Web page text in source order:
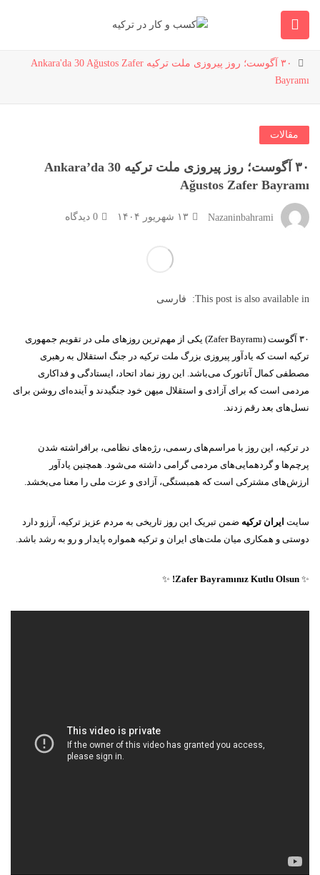
وبلاگ
۳۰ آگوست؛ روز پیروزی ملت ترکیه Ankara'da 30 Ağustos Zafer
Bayramı
مقالات
۳۰ آگوست؛ روز پیروزی ملت ترکیه Ankara’da 30
Ağustos Zafer Bayramı
Nazaninbahrami ۱۳ شهریور ۱۴۰۴ 0 دیدگاه
This post is also available in: فارسی
۳۰ آگوست (Zafer Bayramı) یکی از مهم‌ترین روزهای ملی در تقویم جمهوری
ترکیه است که یادآور پیروزی بزرگ ملت ترکیه در جنگ استقلال به رهبری
مصطفی کمال آتاتورک می‌باشد. این روز نماد اتحاد، ایستادگی و فداکاری
مردمی است که برای آزادی و استقلال میهن خود جنگیدند و آینده‌ای روشن برای
نسل‌های بعد رقم زدند.
در ترکیه، این روز با مراسم‌های رسمی، رژه‌های نظامی، برافراشته شدن
پرچم‌ها و گردهمایی‌های مردمی گرامی داشته می‌شود. همچنین یادآور
ارزش‌های مشترکی است که همبستگی، آزادی و عزت ملی را معنا می‌بخشد.
سایت ایران ترکیه ضمن تبریک این روز تاریخی به مردم عزیز ترکیه، آرزو دارد
دوستی و همکاری میان ملت‌های ایران و ترکیه همواره پایدار و رو به رشد باشد.
✨
Zafer Bayramınız Kutlu Olsun!
✨